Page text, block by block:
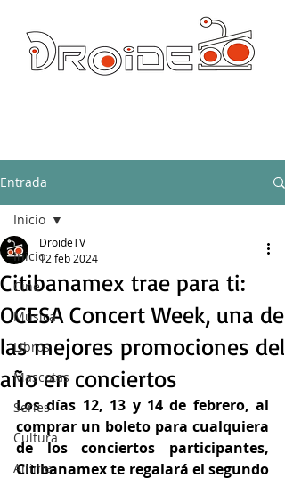
Entrada
Inicio
Cine
Música
Libros
Mascotas
Series
Cultura
Anime
Inicio
Citibanamex trae para ti:
OCESA Concert Week, una de
las mejores promociones del
año en conciertos
DroideTV
12 feb 2024
Los días 12, 13 y 14 de febrero, al
comprar un boleto para cualquiera
de los conciertos participantes,
Citibanamex te regalará el segundo